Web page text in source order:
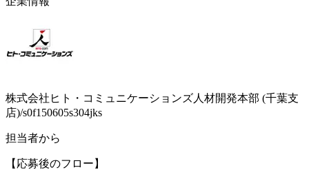
株式会社ヒト・コミュニケーションズ人材開発本部 (千葉支
店)/s0f150605s304jks
担当者から
【応募後のフロー】